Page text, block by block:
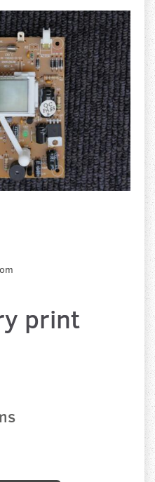
print